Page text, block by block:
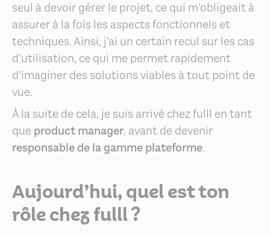
seul à devoir gérer le projet, ce qui m’obligeait à
assurer à la fois les aspects fonctionnels et
techniques. Ainsi, j’ai un certain recul sur les cas
d’utilisation, ce qui me permet rapidement
d’imaginer des solutions viables à tout point de
vue.
À la suite de cela, je suis arrivé chez fulll en tant
que product manager, avant de devenir
responsable de la gamme plateforme.
Aujourd’hui, quel est ton
rôle chez fulll ?